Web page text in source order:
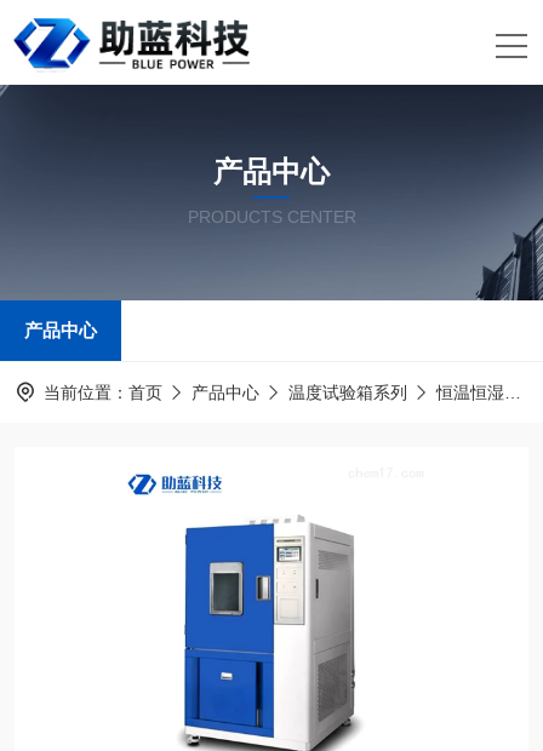
产品中心
PRODUCTS CENTER
产品中心
当前位置： 首页 产品中心 温度试验箱系列 恒温恒湿试验箱